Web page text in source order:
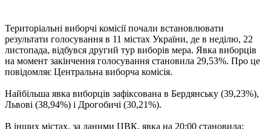
Територіальні виборчі комісії почали встановлювати
результати голосування в 11 містах України, де в неділю, 22
листопада, відбувся другий тур виборів мера. Явка виборців
на момент закінчення голосування становила 29,53%. Про це
повідомляє Центральна виборча комісія.
Найбільша явка виборців зафіксована в Бердянську (39,23%),
Львові (38,94%) і Дрогобичі (30,21%).
В інших містах, за даними ЦВК, явка на 20:00 становила: